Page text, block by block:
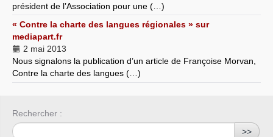
président de l’Association pour une (…)
« Contre la charte des langues régionales » sur
mediapart.fr
2 mai 2013
Nous signalons la publication d’un article de Françoise Morvan,
Contre la charte des langues (…)
Rechercher :
>>